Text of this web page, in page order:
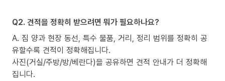
Q2. 견적을 정확히 받으려면 뭐가 필요하나요?
A. 짐 양과 현장 동선, 특수 물품, 거리, 정리 범위를 정확히 공
유할수록 견적이 정확해집니다.
사진(거실/주방/방/베란다)을 공유하면 견적 안내가 더 정확해
집니다.